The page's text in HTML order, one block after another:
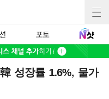
포토
성장률 1.6%, 물가